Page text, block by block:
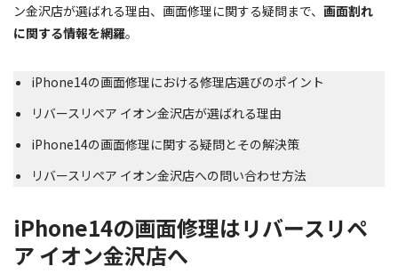
ン金沢店が選ばれる理由、画面修理に関する疑問まで、 画面割れ
に関する情報を網羅。
iPhone14の画面修理における修理店選びのポイント
リバースリペア イオン金沢店が選ばれる理由
iPhone14の画面修理に関する疑問とその解決策
リバースリペア イオン金沢店への問い合わせ方法
iPhone14の画面修理はリバースリペ
ア イオン金沢店へ